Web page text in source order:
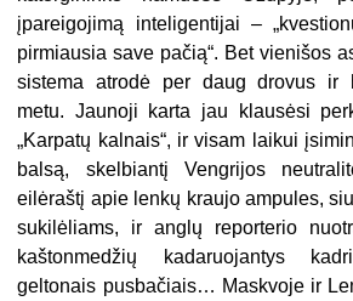
įpareigojimą inteligentijai –
pirmiausia save pačią“. Bet vienišos
sistema atrodė per daug drovus ir
metu. Jaunoji karta jau klausėsi
„Karpatų kalnais“, ir visam laikui
balsą, skelbiantį Vengrijos
eilėraštį apie lenkų kraujo ampules,
sukilėliams, ir anglų reporterio
kaštonmedžių kadaruojantys
geltonais pusbačiais… Maskvoje ir